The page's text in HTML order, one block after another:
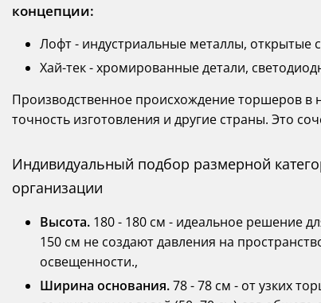
концепции:
Лофт - индустриальные металлы, открытые
Хай-тек - хромированные детали,
Производственное происхождение торшеров в
точность изготовления и другие страны. Это
Индивидуальный подбор размерной
организации
Высота. 180 - 180 см - идеальное решение
150 см не создают давления на
освещенности.,
Ширина основания.78 - 78 см - от узких